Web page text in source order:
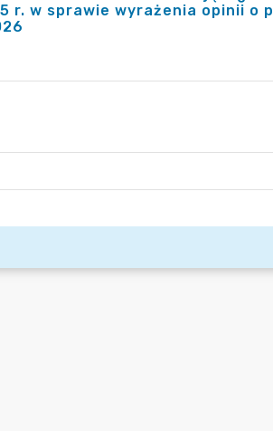
r. w sprawie wyrażenia opinii o